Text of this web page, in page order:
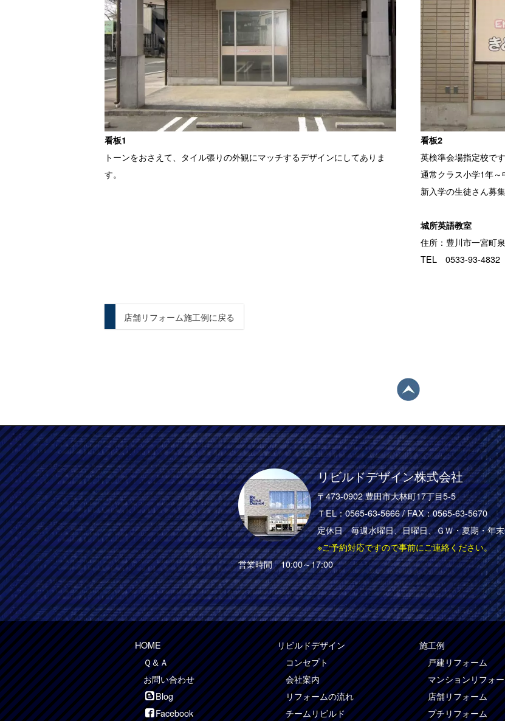
看板1
トーンをおさえて、タイル張りの外観にマッチするデザインにしてありま
す。
看板2
英検準会場指定校です
通常クラス小学1年～
新入学の生徒さん募
城所英語教室
住所：豊川市一宮町
TEL 0533-93-4832
店舗リフォーム施工例に戻る
リビルドデザイン株式会社
〒473-0902 豊田市大林町17丁目5-5
ＴEL：0565-63-5666/ FAX：0565-63-5670
定休日 毎週水曜日、日曜日、ＧＷ・夏期・年
※ご予約対応ですので事前にご連絡ください。
営業時間 10:00～17:00
HOME
Ｑ＆Ａ
お問い合わせ
Blog
Facebook
リビルドデザイン
コンセプト
会社案内
リフォームの流れ
チームリビルド
施工例
戸建リフォーム
マンションリフォ
店舗リフォーム
プチリフォーム